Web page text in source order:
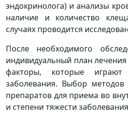
эндокринолога) и анализы
наличие и количество
случаях проводится
После необходимого
индивидуальный план
факторы, которые
заболевания. Выбор методов
препаратов для приема во
и степени тяжести